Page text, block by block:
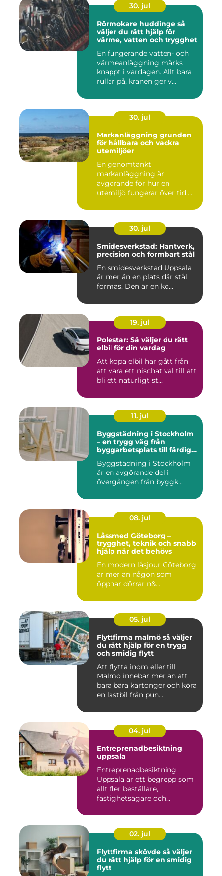
30. jul
Rörmokare huddinge så
väljer du rätt hjälp för
värme, vatten och trygghet
En fungerande vatten- och
värmeanläggning märks
knappt i vardagen. Allt bara
rullar på, kranen ger v...
30. jul
Markanläggning grunden
för hållbara och vackra
utemiljöer
En genomtänkt
markanläggning är
avgörande för hur en
utemiljö fungerar över tid.
30. jul
Smidesverkstad: Hantverk,
precision och formbart stål
En smidesverkstad Uppsala
är mer än en plats där stål
formas. Den är en ko...
19. jul
Polestar: Så väljer du rätt
elbil för din vardag
Att köpa elbil har gått från
att vara ett nischat val till att
bli ett naturligt st...
11. jul
Byggstädning i Stockholm
– en trygg väg från
byggarbetsplats till färdig
Byggstädning i Stockholm
är en avgörande del i
övergången från byggk...
08. jul
Låssmed Göteborg –
trygghet, teknik och snabb
hjälp när det behövs
En modern låsjour Göteborg
är mer än någon som
öppnar dörrar n&...
05. jul
Flyttfirma malmö så väljer
du rätt hjälp för en trygg
och smidig flytt
Att flytta inom eller till
Malmö innebär mer än att
bara bära kartonger och köra
en lastbil från pun...
04. jul
Entreprenadbesiktning
uppsala
Entreprenadbesiktning
Uppsala är ett begrepp som
allt fler beställare,
fastighetsägare och
02. jul
Flyttfirma skövde så väljer
du rätt hjälp för en smidig
flytt